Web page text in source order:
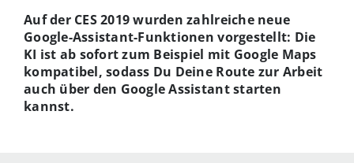
Auf der CES 2019 wurden zahlreiche neue
Google-Assistant-Funktionen vorgestellt: Die
KI ist ab sofort zum Beispiel mit Google Maps
kompatibel, sodass Du Deine Route zur Arbeit
auch über den Google Assistant starten
kannst.